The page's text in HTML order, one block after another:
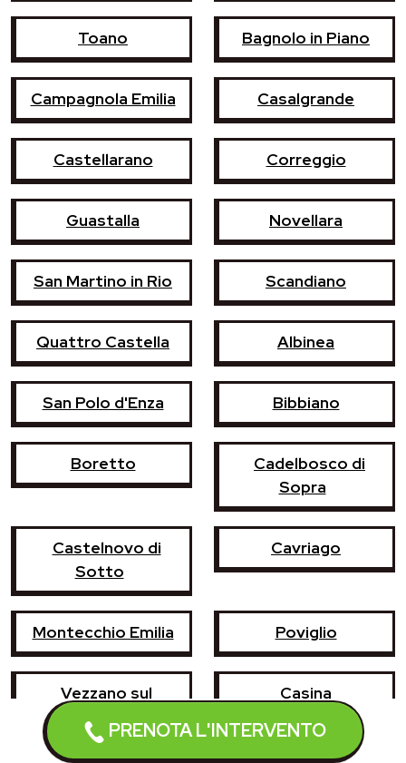
PRENOTA L'INTERVENTO
Toano Bagnolo in Piano
Campagnola Emilia Casalgrande
Castellarano Correggio
Guastalla Novellara
San Martino in Rio Scandiano
Quattro Castella Albinea
San Polo d'Enza Bibbiano
Boretto
Cadelbosco di
Sopra
Castelnovo di
Sotto
Cavriago
Montecchio Emilia Poviglio
Vezzano sul
Crostolo
Casina